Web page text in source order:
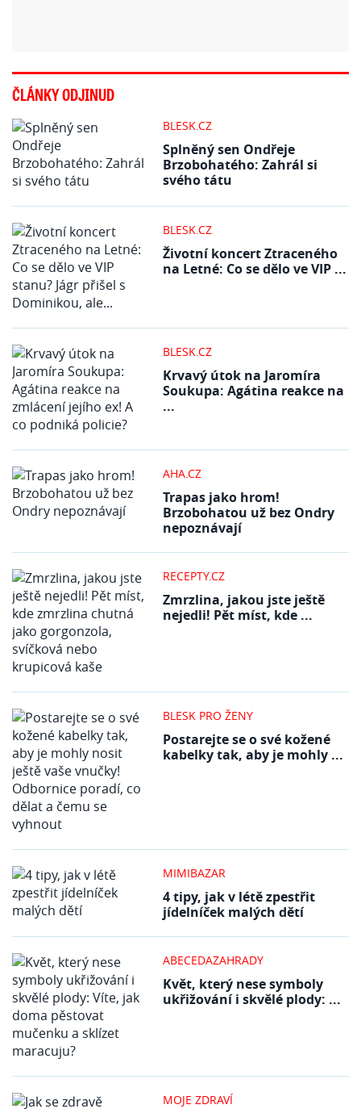
ČLÁNKY ODJINUD
BLESK.CZ
Splněný sen Ondřeje
Brzobohatého: Zahrál si
svého tátu
BLESK.CZ
Životní koncert Ztraceného
na Letné: Co se dělo ve VIP ...
BLESK.CZ
Krvavý útok na Jaromíra
Soukupa: Agátina reakce na
...
AHA.CZ
Trapas jako hrom!
Brzobohatou už bez Ondry
nepoznávají
RECEPTY.CZ
Zmrzlina, jakou jste ještě
nejedli! Pět míst, kde ...
BLESK PRO ŽENY
Postarejte se o své kožené
kabelky tak, aby je mohly ...
MIMIBAZAR
4 tipy, jak v létě zpestřit
jídelníček malých dětí
ABECEDAZAHRADY
Květ, který nese symboly
ukřižování i skvělé plody: ...
MOJE ZDRAVÍ